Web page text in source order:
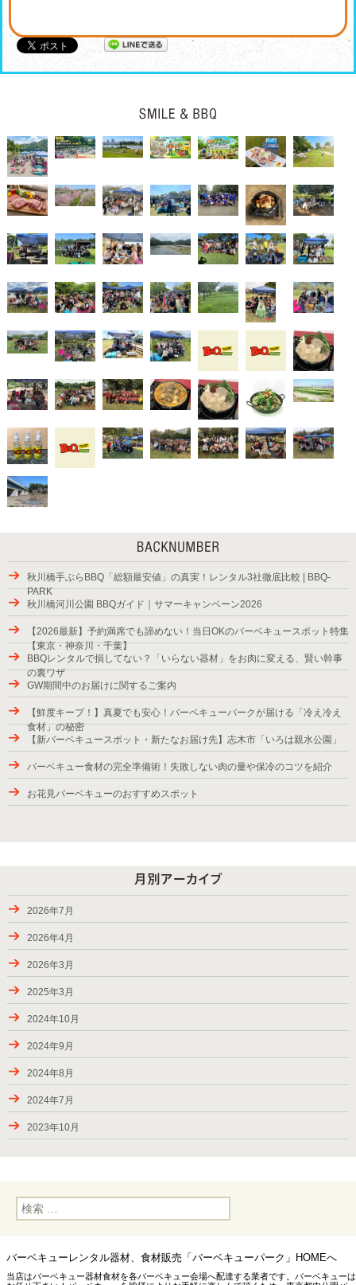
秋川橋手ぶらBBQ「総額最安値」の真実！レンタル3社徹底比較 | BBQ-
PARK
秋川橋河川公園 BBQガイド｜サマーキャンペーン2026
【2026最新】予約満席でも諦めない！当日OKのバーベキュースポット特集
【東京・神奈川・千葉】
BBQレンタルで損してない？「いらない器材」をお肉に変える、賢い幹事
の裏ワザ
GW期間中のお届けに関するご案内
【鮮度キープ！】真夏でも安心！バーベキューパークが届ける「冷え冷え
食材」の秘密
【新バーベキュースポット・新たなお届け先】志木市「いろは親水公園」
バーベキュー食材の完全準備術！失敗しない肉の量や保冷のコツを紹介
お花見バーベキューのおすすめスポット
9月28日から10月6日のお届け
2023年GW後半のお届け
新たなお届け先・下矢切スーパー堤防（松戸市）
2023年4月15日までのお届け
2026年7月
2026年4月
2026年3月
2025年3月
2024年10月
2024年9月
2024年8月
2024年7月
2023年10月
2023年7月
2023年5月
2022年10月
検
索:
バーベキューレンタル器材、食材販売「バーベキューパーク」HOMEへ
当店はバーベキュー器材食材を各バーベキュー会場へ配達する業者です。バーベキューは